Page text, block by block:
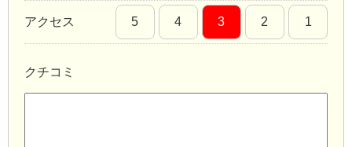
アクセス 5 4 3 2 1
クチコミ